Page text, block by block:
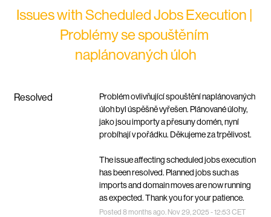
Issues with Scheduled Jobs Execution |
Problémy se spouštěním
naplánovaných úloh
Resolved
Problém ovlivňující spouštění naplánovaných
úloh byl úspěšně vyřešen. Plánované úlohy,
jako jsou importy a přesuny domén, nyní
probíhají v pořádku. Děkujeme za trpělivost.
The issue affecting scheduled jobs execution
has been resolved. Planned jobs such as
imports and domain moves are now running
as expected. Thank you for your patience.
Posted 8months ago. Nov29, 2025 -12:53CET